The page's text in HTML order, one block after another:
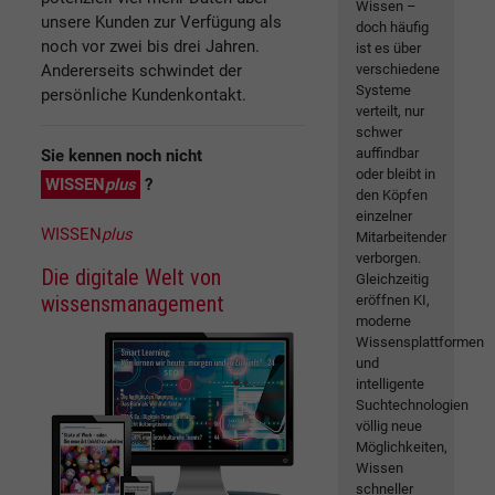
unsere Kunden zur Verfügung als
noch vor zwei bis drei Jahren.
Andererseits schwindet der
persönliche Kundenkontakt.
Sie kennen noch nicht
WISSENplus ?
WISSENplus
Die digitale Welt von
wissensmanagement
Wissen –
doch häufig
ist es über
verschiedene
Systeme
verteilt, nur
schwer
auffindbar
oder bleibt in
den Köpfen
einzelner
Mitarbeitender
verborgen.
Gleichzeitig
eröffnen KI,
moderne
Wissensplattformen
und
intelligente
Suchtechnologien
völlig neue
Möglichkeiten,
Wissen
schneller